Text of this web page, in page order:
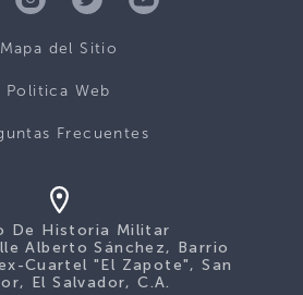
Mapa del Sitio
Politica Web
Frecuentes
De Historia Militar
Alberto Sánchez, Barrio
Cuartel "El Zapote", San
El Salvador, C.A.